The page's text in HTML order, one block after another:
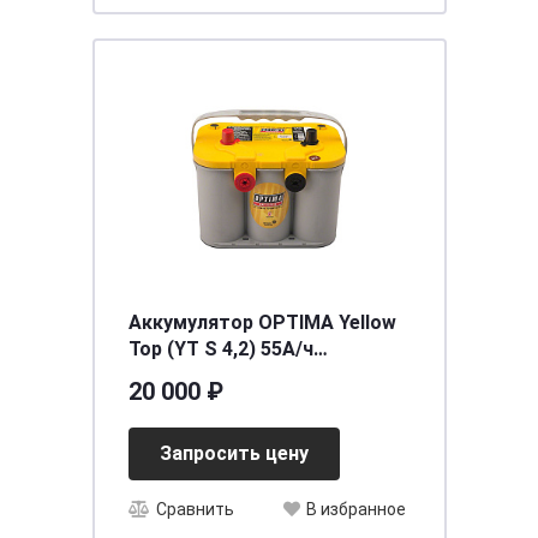
Аккумулятор OPTIMA Yellow
Top (YT S 4,2) 55А/ч
20 000 ₽
Запросить цену
Сравнить В избранное